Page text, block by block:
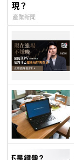
現？
產業新聞